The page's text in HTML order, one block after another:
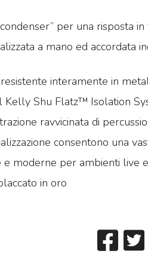
per una risposta
a mano ed accordata
interamente in
Kelly Shu Flatz™ Isolation
ravvicinata di
consentono una
e moderne per ambienti live
in oro